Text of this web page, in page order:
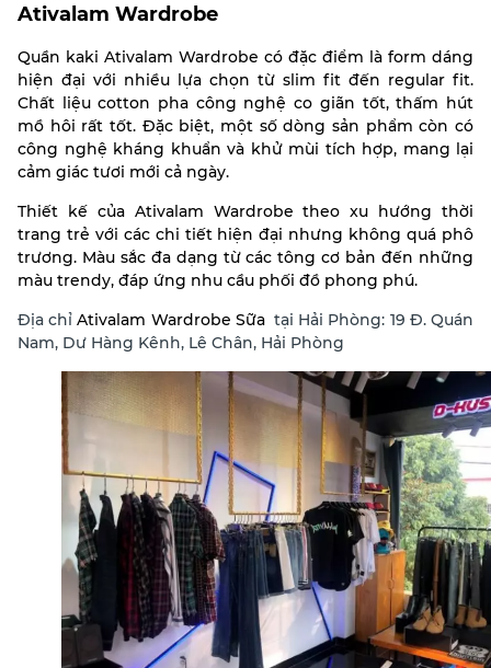
Ativalam Wardrobe
Quần kaki Ativalam Wardrobe có đặc điểm là form dáng
hiện đại với nhiều lựa chọn từ slim fit đến regular fit.
Chất liệu cotton pha công nghệ co giãn tốt, thấm hút
mồ hôi rất tốt. Đặc biệt, một số dòng sản phẩm còn có
công nghệ kháng khuẩn và khử mùi tích hợp, mang lại
cảm giác tươi mới cả ngày.
Thiết kế của Ativalam Wardrobe theo xu hướng thời
trang trẻ với các chi tiết hiện đại nhưng không quá phô
trương. Màu sắc đa dạng từ các tông cơ bản đến những
màu trendy, đáp ứng nhu cầu phối đồ phong phú.
Địa chỉAtivalam Wardrobe Sữa tại Hải Phòng: 19 Đ. Quán
Nam, Dư Hàng Kênh, Lê Chân, Hải Phòng